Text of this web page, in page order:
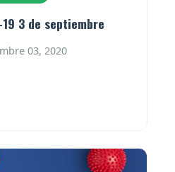
3 de septiembre
03, 2020